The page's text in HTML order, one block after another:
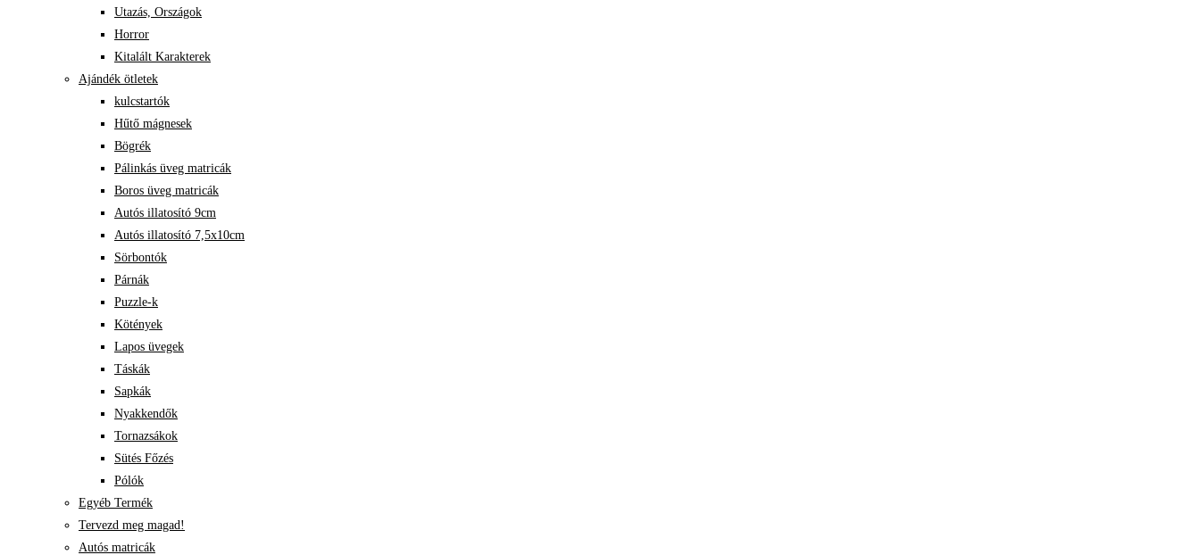
Utazás, Országok
Horror
Kitalált Karakterek
Ajándék ötletek
kulcstartók
Hűtő mágnesek
Bögrék
Pálinkás üveg matricák
Boros üveg matricák
Autós illatosító 9cm
Autós illatosító 7,5x10cm
Sörbontók
Párnák
Puzzle-k
Kötények
Lapos üvegek
Táskák
Sapkák
Nyakkendők
Tornazsákok
Sütés Főzés
Pólók
Egyéb Termék
Tervezd meg magad!
Autós matricák